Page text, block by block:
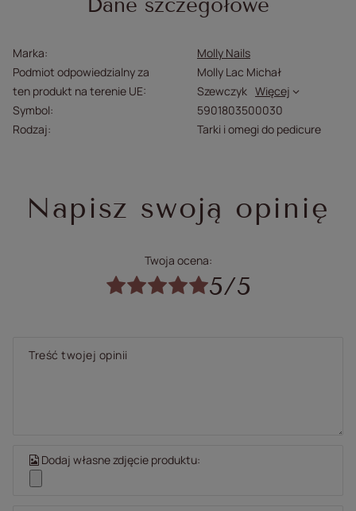
Dane szczegółowe
Marka
Molly Nails
Podmiot odpowiedzialny za
ten produkt na terenie UE
Molly Lac Michał
Szewczyk Więcej
Symbol
5901803500030
Rodzaj
Tarki i omegi do pedicure
Napisz swoją opinię
Twoja ocena:
5/5
Treść twojej opinii
Dodaj własne zdjęcie produktu: